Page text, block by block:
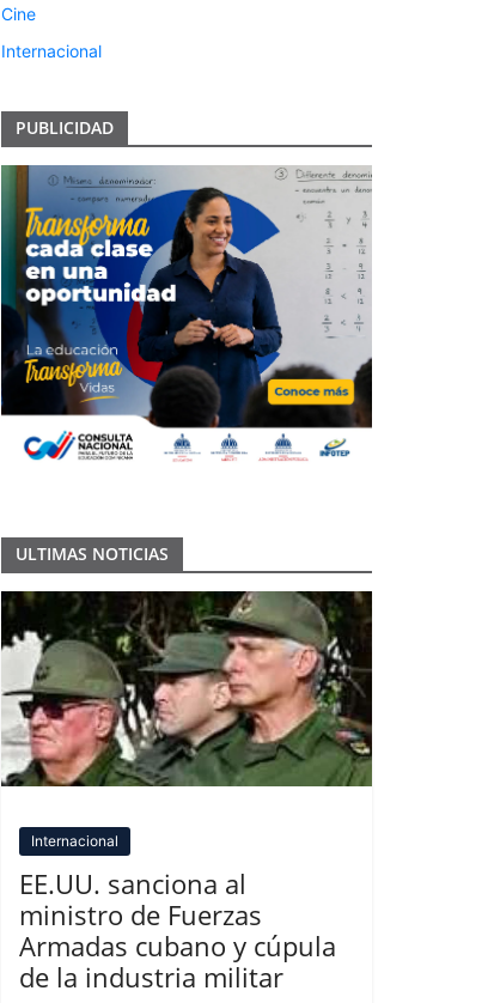
Cine
Internacional
PUBLICIDAD
ULTIMAS NOTICIAS
Internacional
EE.UU. sanciona al
ministro de Fuerzas
Armadas cubano y cúpula
de la industria militar